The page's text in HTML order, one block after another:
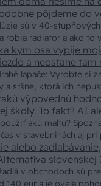
sú v 40-stupňových
robia radiátor a ako to
pôjdeme do
markízy
100 eur kus.
lapače: Vyrobte si
a sršne, ktorá ich
kym osa vypije
a neostane tam
efektivne. Skor
akú maltu?
v stavebninách aj pri
výpovednú
nejaka kniha
15 minut , k tomu
v obchodoch sú
140 eur a je oveľa
alebo
nedal veľa námahy